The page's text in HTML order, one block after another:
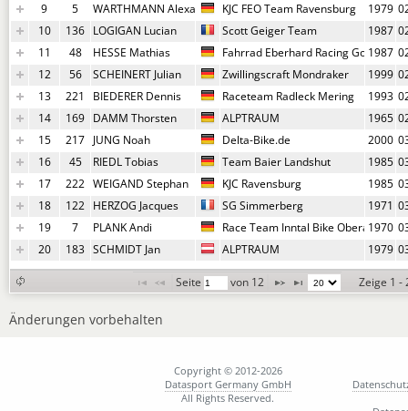
9
5 WARTHMANN Alexander KJC FEO Team Ravensburg 1979
10
136 LOGIGAN Lucian Scott Geiger Team 1987
11
48 HESSE Mathias Fahrrad Eberhard Racing Gotha1987
12
56 SCHEINERT Julian Zwillingscraft Mondraker 1999
13
221 BIEDERER Dennis Raceteam Radleck Mering 1993
14
169 DAMM Thorsten ALPTRAUM 1965
15
217 JUNG Noah Delta-Bike.de 2000
16
45 RIEDL Tobias Team Baier Landshut 1985
17
222 WEIGAND Stephan KJC Ravensburg 1985
18
122 HERZOG Jacques SG Simmerberg 1971
19
7 PLANK Andi Race Team Inntal Bike Oberaudorf
1970
20
183 SCHMIDT Jan ALPTRAUM 1979
Seite von 12 Zeige 1 -
Änderungen vorbehalten
Copyright © 2012-2026
Datasport Germany GmbH
All Rights Reserved.